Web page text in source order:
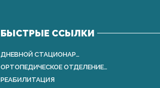
БЫСТРЫЕ ССЫЛКИ
ДНЕВНОЙ СТАЦИОНАР…
ОРТОПЕДИЧЕСКОЕ ОТДЕЛЕНИЕ…
РЕАБИЛИТАЦИЯ